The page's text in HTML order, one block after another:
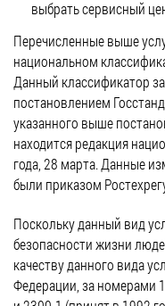
выбрать сервисный
Перечисленные выше
национальном
Данный классификатор
постановлением
указанного выше
находится редакция
года, 28 марта. Данные
были приказом
Поскольку данный вид
безопасности жизни
качеству данного вида
Федерации, за номерами